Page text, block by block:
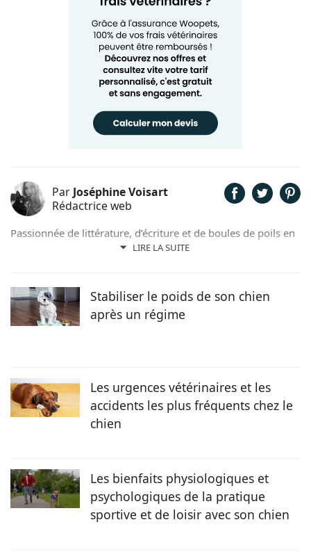
Par Joséphine Voisart
Rédactrice web
LIRE LA SUITE
Passionnée de littérature, d’écriture et de boules de poils en
tout genre, c’est tout naturellement que Joséphine a décidé
l’inspiration et la joie de vivre au quotidien !
Stabiliser le poids de son chien
après un régime
Les urgences vétérinaires et les
accidents les plus fréquents chez le
chien
Les bienfaits physiologiques et
psychologiques de la pratique
sportive et de loisir avec son chien